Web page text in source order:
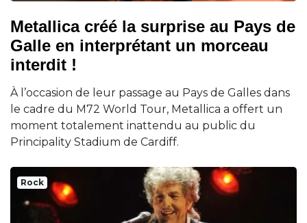
Metallica créé la surprise au Pays de
Galle en interprétant un morceau
interdit !
À l’occasion de leur passage au Pays de Galles dans
le cadre du M72 World Tour, Metallica a offert un
moment totalement inattendu au public du
Principality Stadium de Cardiff.
Rock